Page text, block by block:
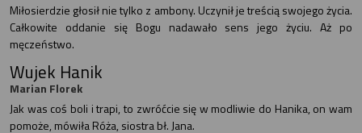
Miłosierdzie głosił nie tylko z ambony. Uczynił je treścią swojego życia.
Całkowite oddanie się Bogu nadawało sens jego życiu. Aż po
męczeństwo.
Wujek Hanik
Marian Florek
Jak was coś boli i trapi, to zwróćcie się w modliwie do Hanika, on wam
pomoże, mówiła Róża, siostra bł. Jana.